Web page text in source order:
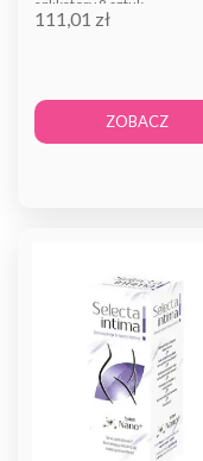
aplikatory 8 sztuk
111,01 zł
ZOBACZ